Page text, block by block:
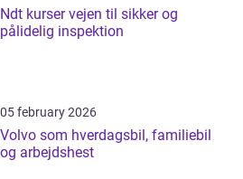
Ndt kurser vejen til sikker og
pålidelig inspektion
05 february 2026
Volvo som hverdagsbil, familiebil
og arbejdshest